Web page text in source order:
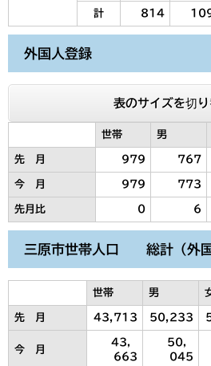
計 814
外国人登録
表のサイズを切
世帯 男
先 月 979 767
今 月 979 773
先月比 0 6
三原市世帯人口 総計（外国
世帯 男
先 月 43,713 50,233
今 月
43，
663
50，
045